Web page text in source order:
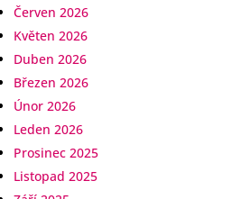
Červen 2026
Květen 2026
Duben 2026
Březen 2026
Únor 2026
Leden 2026
Prosinec 2025
Listopad 2025